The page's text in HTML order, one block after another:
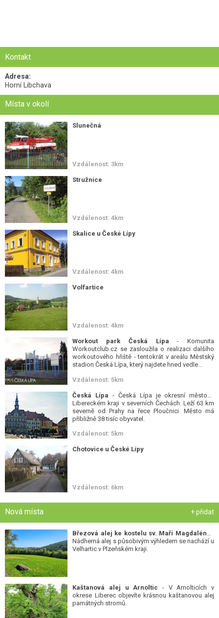
Kontakt
Adresa:
Horní Libchava
Místa v okolí
Slunečná
Vzdálenost: 3km
Stružnice
Vzdálenost: 4km
Skalice u České Lípy
Vzdálenost: 4km
Volfartice
Vzdálenost: 4km
Workout park Česká Lípa - Komunita
Workoutclub.cz se zasloužila o realizaci dalšího
workoutového hřiště - tentokrát v areálu Městský
stadion Česká Lípa, který najdete hned vedle...
Vzdálenost: 5km
Česká Lípa - Česká Lípa je okresní město v
Libereckém kraji v severních Čechách. Leží 63 km
severně od Prahy na řece Ploučnici. Město má
přibližně 38 tisíc obyvatel.
Vzdálenost: 5km
Chotovice u České Lípy
Vzdálenost: 6km
Nová místa + přidat
Březová alej ke kostelu sv. Maří Magdalény-
Nádherná alej s působivým výhledem se nachází u
Velhartic v Plzeňském kraji.
Kaštanová alej u Arnoltic - V Arnolticích v
okrese Liberec objevíte krásnou kaštanovou alej
památných stromů.